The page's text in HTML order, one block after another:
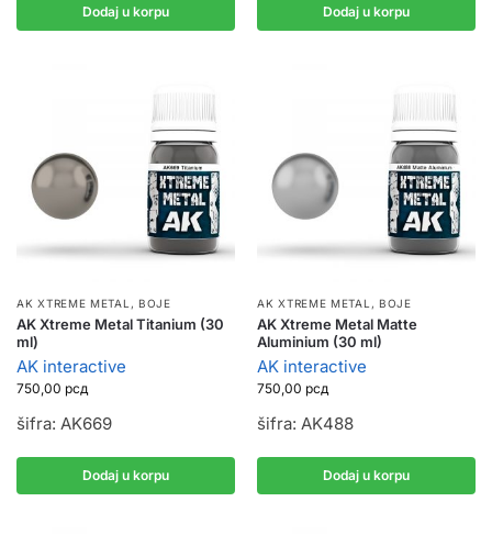
Dodaj u korpu Dodaj u korpu
AK XTREME METAL , BOJE
AK Xtreme Metal Titanium (30
ml)
AK interactive
750,00 рсд
šifra: AK669
Dodaj u korpu
AK XTREME METAL , BOJE
AK Xtreme Metal Matte
Aluminium (30 ml)
AK interactive
750,00 рсд
šifra: AK488
Dodaj u korpu